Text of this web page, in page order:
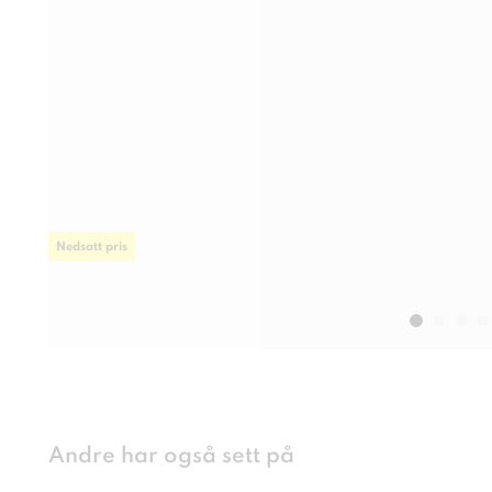
Nedsatt pris
Andre har også sett på